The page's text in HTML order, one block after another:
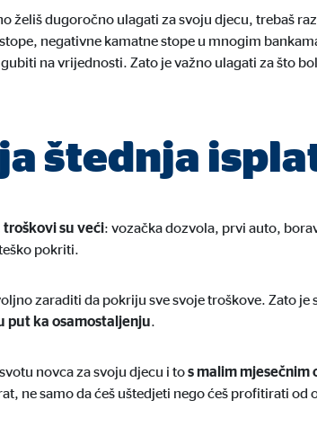
želiš dugoročno ulagati za svoju djecu, trebaš
negativne kamatne stope u mnogim
na vrijednosti. Zato je važno ulagati za što
štednja
troškovi su veći: vozačka dozvola, prvi auto,
pokriti.
zaraditi da pokriju sve svoje troškove. Zato
put ka osamostaljenju.
novca za svoju djecu i tos malim mjesečnim
ne samo da ćeš uštedjeti nego ćeš profitirati od
Ako se prihvate kolačići s vanjskih medija, za
Ltd.
zapisa